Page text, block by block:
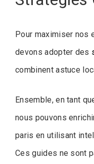
Pour maximiser nos
devons adopter des
combinent astuce
Ensemble, en tant
nous pouvons
paris en utilisant
Ces guides ne sont